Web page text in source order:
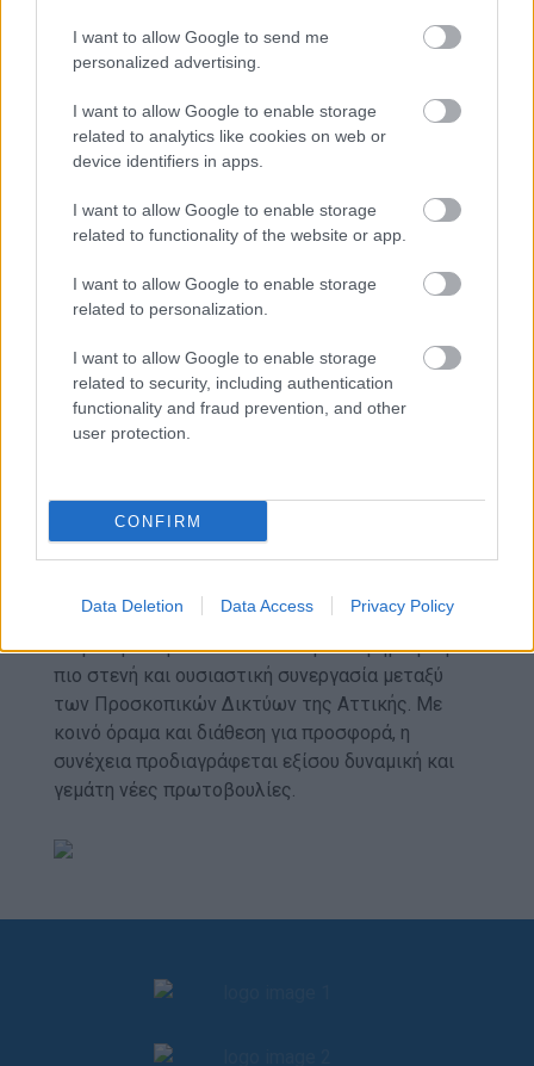
I want to allow Google to send me
personalized advertising.
I want to allow Google to enable storage
related to analytics like cookies on web or
device identifiers in apps.
I want to allow Google to enable storage
related to functionality of the website or app.
I want to allow Google to enable storage
related to personalization.
I want to allow Google to enable storage
related to security, including authentication
functionality and fraud prevention, and other
user protection.
CONFIRM
Data Deletion Data Access Privacy Policy
Στη συνέχεια, το πρόγραμμα εμπλουτίστηκε με
τοξοβολίας. Τα μέλη είχαν την ευκαιρία να
γνωρίσουν βασικές αρχές και τεχνικές από τον
κ. Νέστορα Κωνσταντίνο Πλάκα, παλαιό
Πρόσκοπο, ο οποίος μοιράστηκε τις γνώσεις και
Ακολούθησε πρακτική εξάσκηση, όπου οι
συμμετέχοντες δοκίμασαν τις ικανότητές τους
στο σημάδι, σε ένα κλίμα ενθουσιασμού και
ευγενούς άμιλλας.
χώρος στο παιχνίδι, στοιχείο αναπόσπαστο της
Προσκοπικής εμπειρίας.
Η δράση αυτή αποτέλεσε το πρώτο βήμα για μια
πιο στενή και ουσιαστική συνεργασία μεταξύ
των Προσκοπικών Δικτύων της Αττικής. Με
κοινό όραμα και διάθεση για προσφορά, η
συνέχεια προδιαγράφεται εξίσου δυναμική και
γεμάτη νέες πρωτοβουλίες.